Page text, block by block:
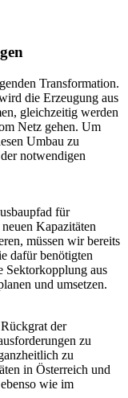
Transformation.
die Erzeugung aus
gleichzeitig werden
Netz gehen. Um
Umbau zu
notwendigen
für
Kapazitäten
müssen wir bereits
dafür benötigten
Sektorkopplung aus
und umsetzen.
der
zu
zu
in Österreich und
wie im